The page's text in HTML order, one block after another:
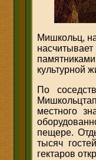
Мишкольц,
культурной
По
местного
пещере.
тысяч
гектаров